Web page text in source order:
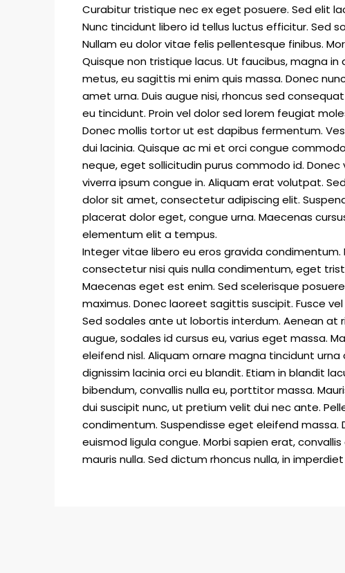
Curabitur tristique nec ex eget posuere. Sed elit
Nunc tincidunt libero id tellus luctus efficitur. Sed
Nullam eu dolor vitae felis pellentesque finibus.
Quisque non tristique lacus. Ut faucibus, magna
metus, eu sagittis mi enim quis massa. Donec
amet urna. Duis augue nisi, rhoncus sed
eu tincidunt. Proin vel dolor sed lorem feugiat
Donec mollis tortor ut est dapibus fermentum.
dui lacinia. Quisque ac mi et orci congue
neque, eget sollicitudin purus commodo id.
viverra ipsum congue in. Aliquam erat volutpat.
dolor sit amet, consectetur adipiscing elit.
placerat dolor eget, congue urna. Maecenas
elementum elit a tempus.
Integer vitae libero eu eros gravida
consectetur nisi quis nulla condimentum, eget
Maecenas eget est enim. Sed scelerisque
maximus. Donec laoreet sagittis suscipit. Fusce
Sed sodales ante ut lobortis interdum. Aenean
augue, sodales id cursus eu, varius eget massa.
eleifend nisl. Aliquam ornare magna tincidunt
dignissim lacinia orci eu blandit. Etiam in blandit
bibendum, convallis nulla eu, porttitor massa.
dui suscipit nunc, ut pretium velit dui nec ante.
condimentum. Suspendisse eget eleifend massa.
euismod ligula congue. Morbi sapien erat,
mauris nulla. Sed dictum rhoncus nulla, in